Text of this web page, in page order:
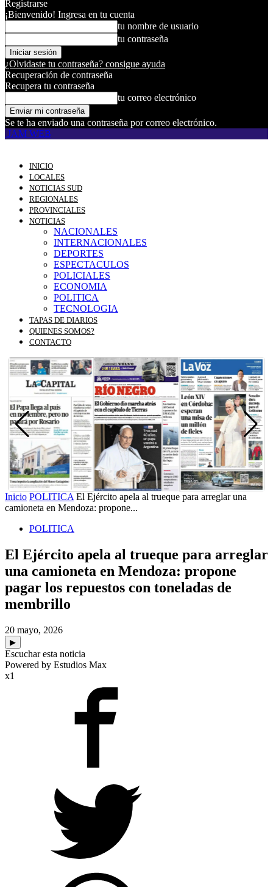
Registrarse
¡Bienvenido! Ingresa en tu cuenta
tu nombre de usuario
tu contraseña
¿Olvidaste tu contraseña? consigue ayuda
Recuperación de contraseña
Recupera tu contraseña
tu correo electrónico
Se te ha enviado una contraseña por correo electrónico.
JAM WEB
INICIO
LOCALES
NOTICIAS SUD
REGIONALES
PROVINCIALES
NOTICIAS
NACIONALES
INTERNACIONALES
DEPORTES
ESPECTACULOS
POLICIALES
ECONOMIA
POLITICA
TECNOLOGIA
TAPAS DE DIARIOS
QUIENES SOMOS?
CONTACTO
Inicio POLITICA El Ejército apela al trueque para arreglar una
camioneta en Mendoza: propone...
POLITICA
El Ejército apela al trueque para arreglar
una camioneta en Mendoza: propone
pagar los repuestos con toneladas de
membrillo
20 mayo, 2026
▶
Escuchar esta noticia
Powered by Estudios Max
x1